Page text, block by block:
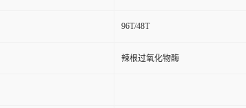
96T/48T
辣根过氧化物酶